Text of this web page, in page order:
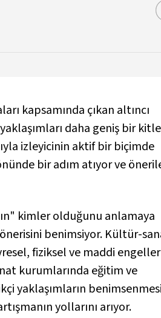
kapsamında çıkan altıncı
daha geniş bir
izleyicinin aktif bir biçimde
bir adım atıyor ve
kimler olduğunu anlamaya
benimsiyor. Kültür-
fiziksel ve maddi
kurumlarında eğitim ve
yaklaşımların
yollarını arıyor.